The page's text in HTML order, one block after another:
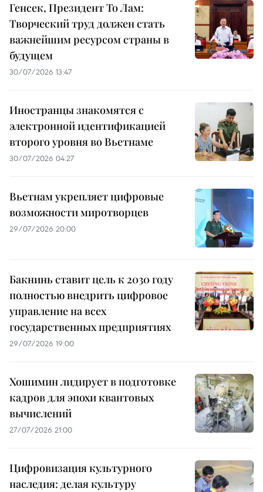
Генсек, Президент То Лам:
Творческий труд должен стать
важнейшим ресурсом страны в
будущем
30/07/2026 13:47
Иностранцы знакомятся с
электронной идентификацией
второго уровня во Вьетнаме
30/07/2026 04:27
Вьетнам укрепляет цифровые
возможности миротворцев
29/07/2026 20:00
Бакнинь ставит цель к 2030 году
полностью внедрить цифровое
управление на всех
государственных предприятиях
29/07/2026 19:00
Хошимин лидирует в подготовке
кадров для эпохи квантовых
вычислений
27/07/2026 21:00
Цифровизация культурного
наследия: делая культуру